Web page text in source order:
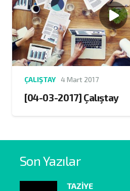
ÇALIŞTAY 4 Mart 2017
[04-03-2017] Çalıştay
Son Yazılar
TAZİYE